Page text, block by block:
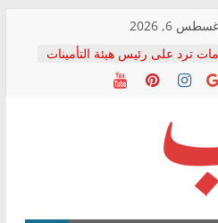
6, 2026
ترد على رئيس هيئة التأمينات
الصحفي: إنكار الأزمة لا ينهي
أصحاب المعاشات.. ونطالب بكشف
يكتب: القطاع الصحي إلى
الشعبي يطلق لجنة “الحق
بالإسكندرية لرصد الانتهاكات